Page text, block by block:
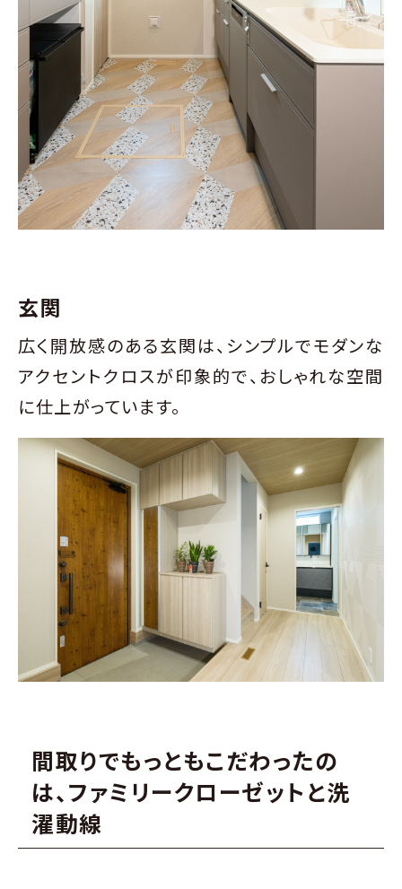
玄関
広く開放感のある玄関は、シンプルでモダンな
アクセントクロスが印象的で、おしゃれな空間
に仕上がっています。
間取りでもっともこだわったの
は、ファミリークローゼットと洗
濯動線